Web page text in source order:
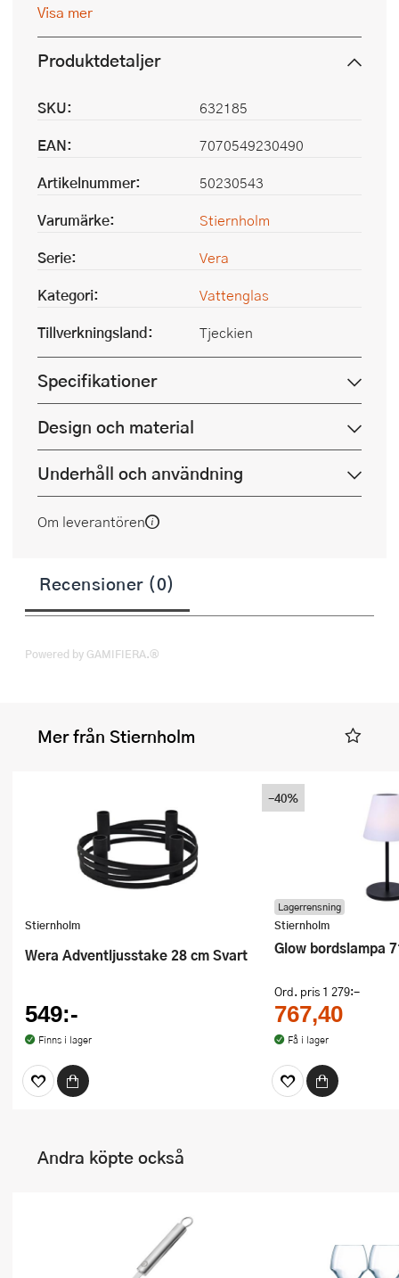
Visa mer
Produktdetaljer
SKU:
632185
EAN:
7070549230490
Artikelnummer:
50230543
Varumärke:
Stiernholm
Serie:
Vera
Kategori:
Vattenglas
Tillverkningsland:
Tjeckien
Specifikationer
Design och material
Underhåll och användning
Om leverantören
Recensioner (0)
Powered by GAMIFIERA.®
Mer från Stiernholm
Stiernholm
Wera Adventljusstake 28 cm Svart
549:-
Finns i lager
Lagerrensning
Stiernholm
Glow
Ord. pris 1 279:-
767,40
Få i lager
-40%
Andra köpte också